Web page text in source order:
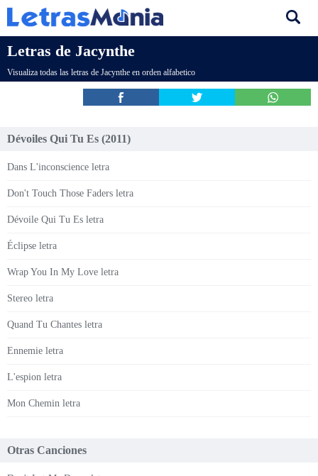
Letras de Jacynthe
Visualiza todas las letras de Jacynthe en orden alfabetico
Dévoiles Qui Tu Es (2011)
Dans L'inconscience letra
Don't Touch Those Faders letra
Dévoile Qui Tu Es letra
Éclipse letra
Wrap You In My Love letra
Stereo letra
Quand Tu Chantes letra
Ennemie letra
L'espion letra
Mon Chemin letra
Otras Canciones